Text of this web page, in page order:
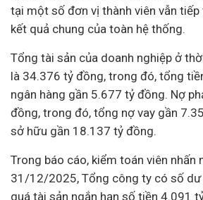
tại một số đơn vị thành viên vẫn
kết quả chung của toàn hệ thống.
Tổng tài sản của doanh nghiệp ở
là 34.376 tỷ đồng, trong đó, tổng
ngân hàng gần 5.677 tỷ đồng. Nợ
đồng, trong đó, tổng nợ vay gần
sở hữu gần 18.137 tỷ đồng.
Trong báo cáo, kiểm toán viên nhấn
31/12/2025, Tổng công ty có số
quá tài sản ngắn hạn số tiền 4.091